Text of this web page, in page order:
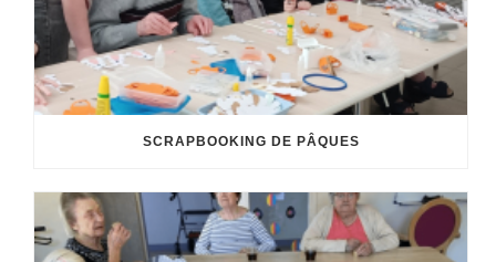
SCRAPBOOKING DE PÂQUES